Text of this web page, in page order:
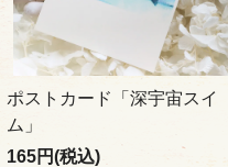
ポストカード「深宇宙スイ
ム」
165円(税込)